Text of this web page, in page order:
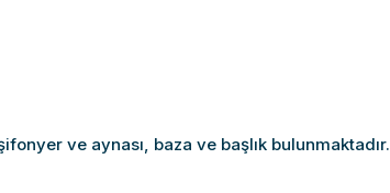
ve aynası, baza ve başlık bulunmaktadır.